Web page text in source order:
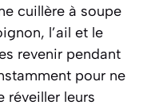
cuillère à soupe
l’ail et le
revenir pendant
pour ne
réveiller leurs